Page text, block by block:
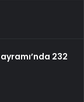
232